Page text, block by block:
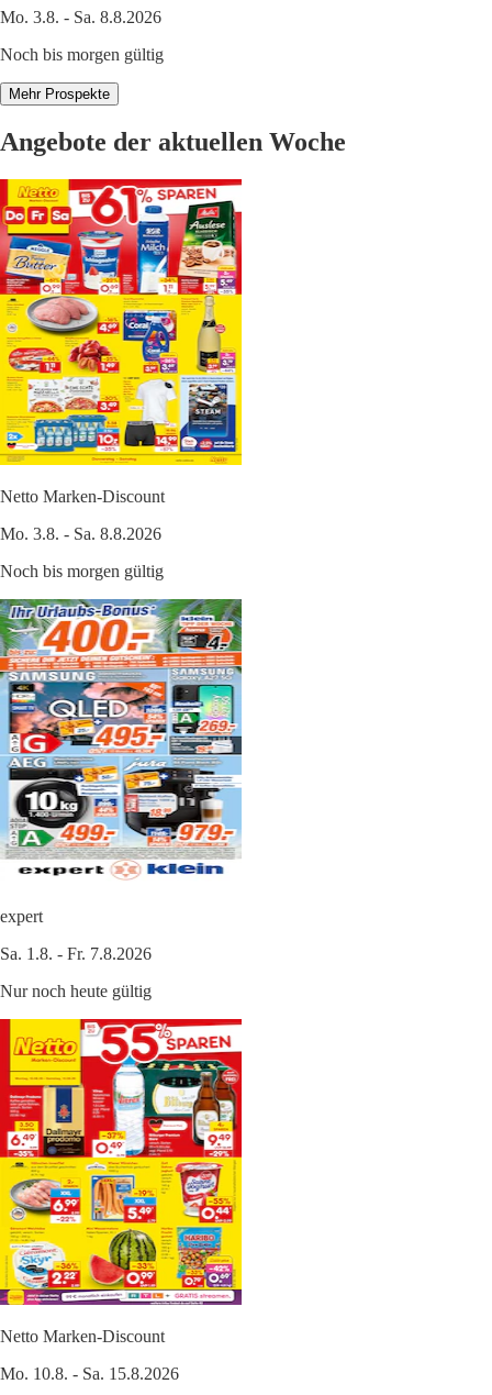
Mo. 3.8. - Sa. 8.8.2026
Noch bis morgen gültig
Mehr Prospekte
Angebote der aktuellen Woche
Netto Marken-Discount
Mo. 3.8. - Sa. 8.8.2026
Noch bis morgen gültig
expert
Sa. 1.8. - Fr. 7.8.2026
Nur noch heute gültig
Netto Marken-Discount
Mo. 10.8. - Sa. 15.8.2026